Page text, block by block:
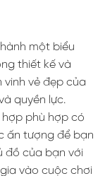
một biểu
thiết kế và
vẻ đẹp của
quyền lực.
hợp phù hợp có
ấn tượng để bạn
đồ của bạn với
vào cuộc chơi